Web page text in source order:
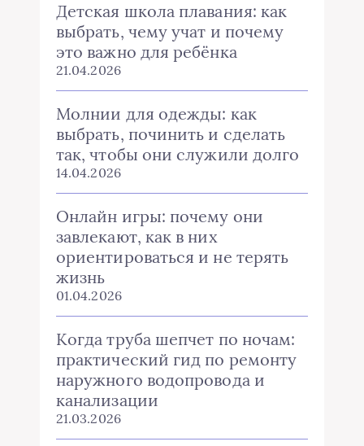
Детская школа плавания: как
выбрать, чему учат и почему
это важно для ребёнка
21.04.2026
Молнии для одежды: как
выбрать, починить и сделать
так, чтобы они служили долго
14.04.2026
Онлайн игры: почему они
завлекают, как в них
ориентироваться и не терять
жизнь
01.04.2026
Когда труба шепчет по ночам:
практический гид по ремонту
наружного водопровода и
канализации
21.03.2026